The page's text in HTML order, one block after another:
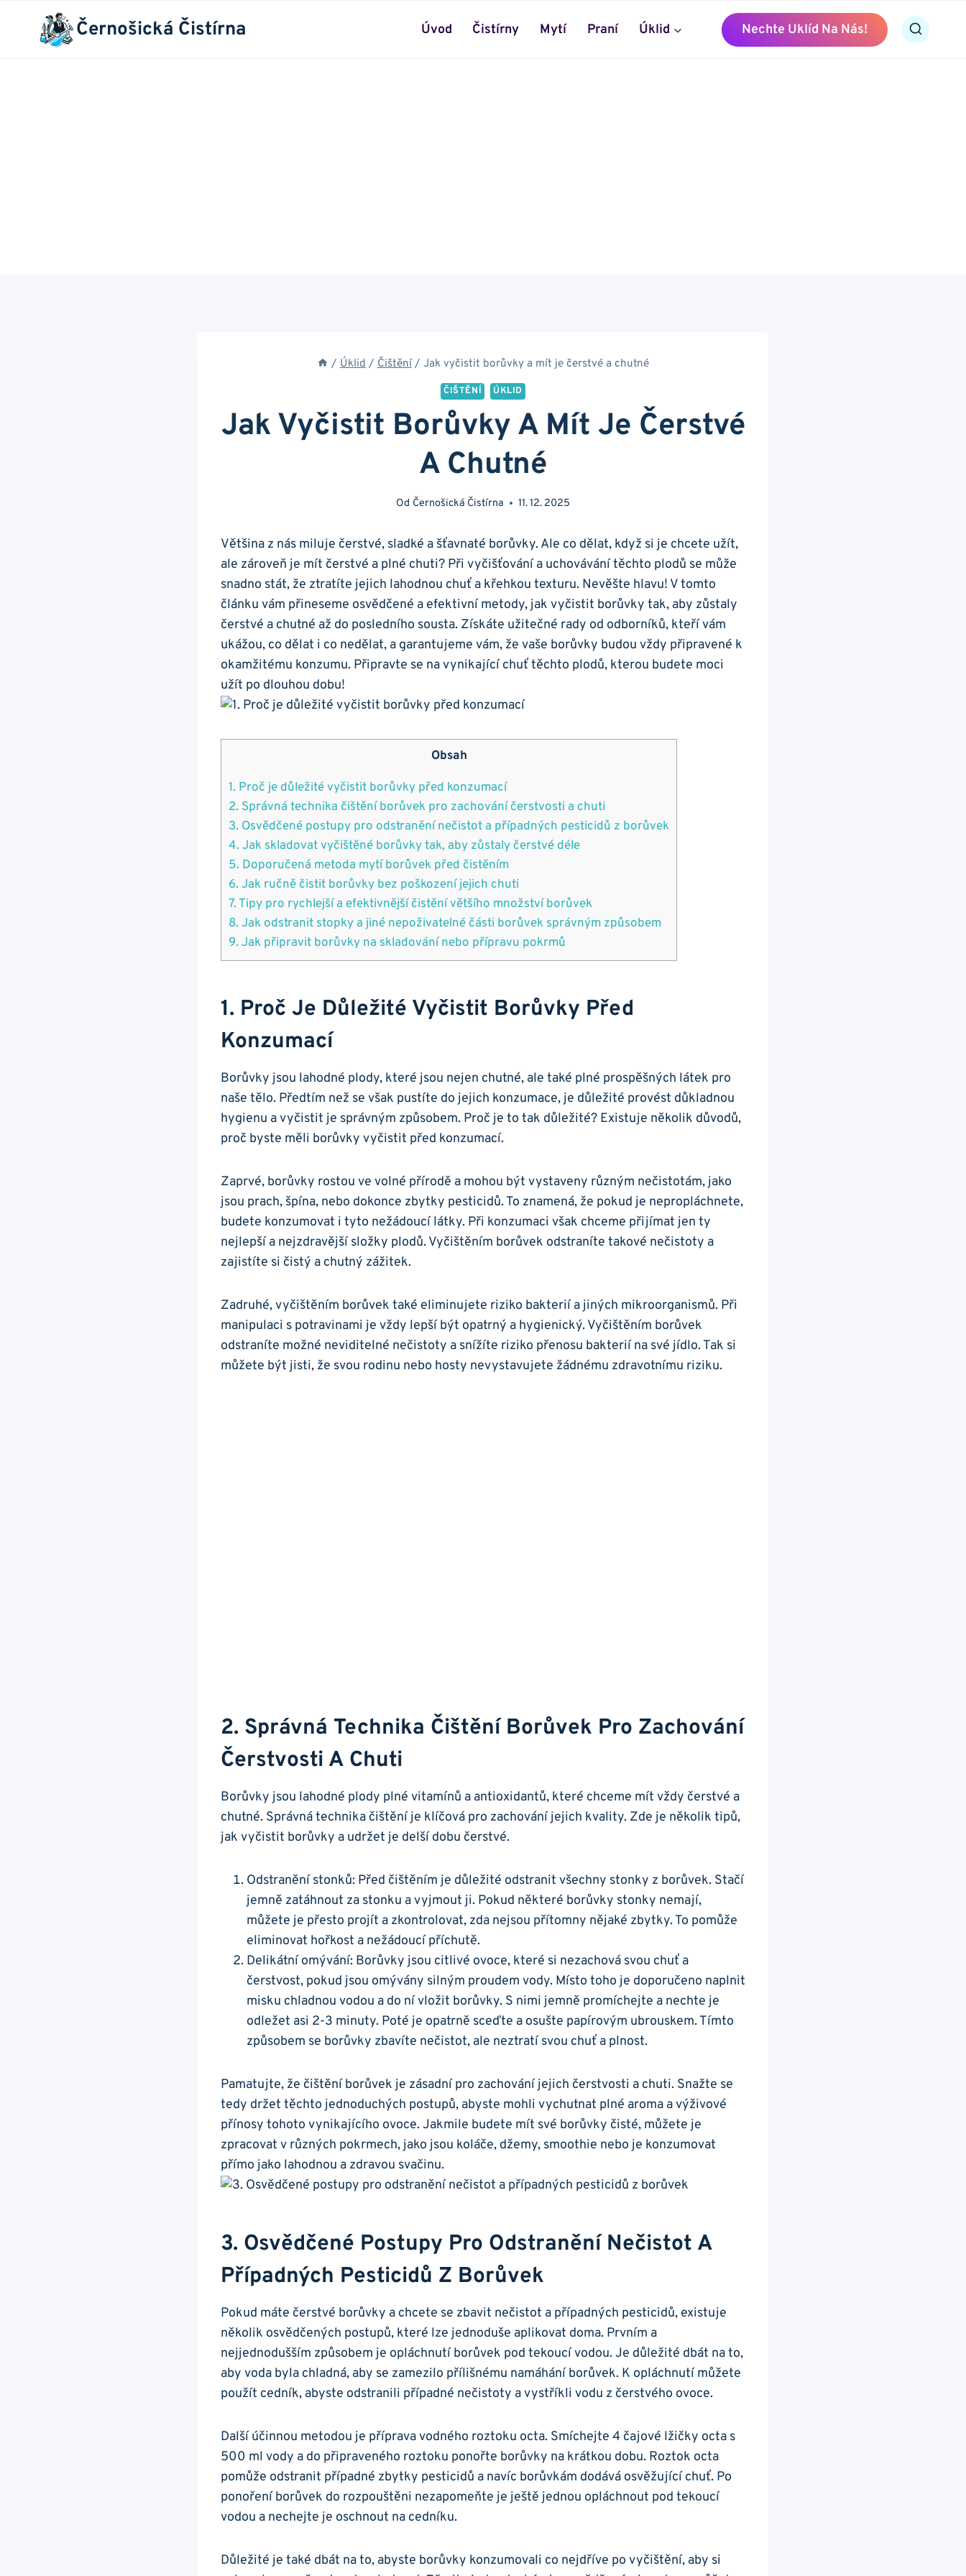
Černošická Čistírna Úvod Čistírny Mytí Praní Úklid Nechte Uklíd Na Nás!
/ Úklid / Čištění / Jak vyčistit borůvky a mít je čerstvé a chutné
ČIŠTĚNÍ ÚKLID
Jak Vyčistit Borůvky A Mít Je Čerstvé
A Chutné
Od Černošická Čistírna 11. 12. 2025
Většina⁤ z​ nás miluje čerstvé, sladké a šťavnaté​ borůvky. Ale‌ co dělat, ‌když si je chcete užít,
ale ⁣zároveň je ⁢mít čerstvé a plné chuti? Při​ vyčišťování a uchovávání těchto plodů se může
snadno stát, ⁢že⁢ ztratíte jejich lahodnou chuť a křehkou⁤ texturu. Nevěšte hlavu! V tomto
článku ​vám přineseme osvědčené‍ a efektivní ⁣metody, jak vyčistit ⁣borůvky tak, ⁤aby zůstaly
čerstvé a chutné až do posledního sousta. Získáte užitečné rady od⁢ odborníků, kteří ⁢vám
ukážou, co⁢ dělat i co nedělat, a garantujeme vám, že ⁣vaše borůvky budou vždy připravené k‍
okamžitému konzumu. Připravte se na vynikající ⁤chuť‌ těchto plodů, kterou⁤ budete​ moci​
užít po ⁤dlouhou dobu!
Obsah
1. Proč je​ důležité vyčistit borůvky před konzumací
2. Správná⁣ technika čištění⁣ borůvek pro zachování čerstvosti a chuti
3. Osvědčené postupy pro odstranění‍ nečistot a případných⁢ pesticidů z‍ borůvek
4. Jak skladovat vyčištěné⁣ borůvky​ tak, aby⁤ zůstaly čerstvé déle
5. Doporučená metoda mytí borůvek před čistěním
6. Jak ručně​ čistit borůvky bez ⁢poškození jejich chuti
7. ‌Tipy pro rychlejší a ⁣efektivnější čistění většího množství borůvek
8. Jak odstranit stopky a jiné nepoživatelné části borůvek správným způsobem
9. Jak připravit borůvky‍ na skladování nebo⁣ přípravu pokrmů
1. Proč Je​ Důležité Vyčistit Borůvky Před
Konzumací
Borůvky ‌jsou lahodné plody, které ‌jsou‌ nejen‍ chutné, ale také ⁢plné prospěšných ‍látek pro
naše tělo. Předtím než se však pustíte⁤ do jejich ⁣konzumace, je důležité provést důkladnou
hygienu a​ vyčistit je ⁣správným způsobem. Proč je to tak důležité? Existuje několik důvodů,
proč byste měli borůvky⁢ vyčistit před​ konzumací.
Zaprvé, borůvky rostou ve volné přírodě a⁤ mohou‌ být vystaveny ⁢různým nečistotám, jako
⁣jsou prach, špína, nebo dokonce zbytky‌ pesticidů. To ​znamená, že pokud je ⁤nepropláchnete,
budete‍ konzumovat ⁤i tyto ⁢nežádoucí látky. Při ​konzumaci však chceme přijímat jen ty‌
nejlepší a nejzdravější⁣ složky plodů. Vyčištěním borůvek odstraníte takové nečistoty a​
zajistíte si čistý a chutný ⁢zážitek.
Zadruhé, ​vyčištěním‍ borůvek také⁢ eliminujete riziko‌ bakterií a⁣ jiných mikroorganismů. Při
manipulaci ‌s potravinami je ​vždy lepší být opatrný a hygienický.‍ Vyčištěním borůvek‍
odstraníte ⁣možné neviditelné nečistoty a snížíte riziko přenosu bakterií‍ na své jídlo. Tak si
můžete ‍být jisti, že svou rodinu nebo hosty⁣ nevystavujete žádnému zdravotnímu riziku.
2. Správná⁣ Technika Čištění⁣ Borůvek Pro Zachování
Čerstvosti A Chuti
Borůvky jsou lahodné plody plné ⁢vitamínů ⁤a antioxidantů, které chceme mít vždy čerstvé a
chutné. Správná technika čištění je klíčová pro⁤ zachování jejich kvality.⁤ Zde je několik tipů,
jak ‍vyčistit borůvky a udržet je delší​ dobu čerstvé.
Odstranění stonků: Před ‍čištěním je důležité odstranit všechny‌ stonky z borůvek. Stačí
jemně ​zatáhnout za stonku a ⁣vyjmout ji. ⁢Pokud​ některé​ borůvky stonky ⁤nemají,
můžete je přesto projít‌ a zkontrolovat, zda nejsou přítomny⁤ nějaké zbytky. To pomůže
‌eliminovat hořkost a nežádoucí příchutě.
Delikátní ⁤omývání: Borůvky jsou citlivé ovoce, ⁣které⁤ si nezachová svou chuť a
čerstvost, pokud jsou omývány silným proudem vody. Místo toho je doporučeno naplnit
misku chladnou ⁢vodou a do ní vložit borůvky. S nimi jemně⁢ promíchejte a nechte je
odležet asi 2-3 minuty. Poté je opatrně ⁤sceďte ‌a ‌osušte ‌papírovým⁣ ubrouskem. Tímto
způsobem se borůvky zbavíte nečistot, ale neztratí svou chuť a plnost.
Pamatujte, že čištění borůvek je zásadní ‌pro zachování jejich ‌čerstvosti a chuti.‍ Snažte ‌se
tedy ‌držet ⁢těchto jednoduchých postupů, abyste mohli vychutnat plné aroma a ⁤výživové
přínosy tohoto vynikajícího ovoce. Jakmile‌ budete mít své‍ borůvky čisté, můžete je‌
zpracovat v různých‍ pokrmech, jako jsou koláče, džemy, smoothie nebo je konzumovat‍
přímo jako ⁢lahodnou a zdravou⁤ svačinu.
3. Osvědčené Postupy Pro Odstranění‍ Nečistot A
Případných⁢ Pesticidů Z‍ Borůvek
Pokud⁢ máte čerstvé borůvky a ‌chcete se zbavit nečistot ⁤a případných ‌pesticidů, existuje
několik osvědčených postupů, které lze jednoduše aplikovat doma. ⁤Prvním a
nejjednodušším způsobem je opláchnutí borůvek pod tekoucí vodou. Je důležité dbát na to,
aby ⁣voda byla chladná, aby se zamezilo přílišnému namáhání borůvek. K opláchnutí můžete
použít cedník, abyste odstranili případné‌ nečistoty⁤ a vystříkli vodu z čerstvého ovoce.
Další účinnou metodou je ‍příprava vodného roztoku octa. Smíchejte 4 čajové lžičky octa s
500 ⁣ml‍ vody a do připraveného ⁤roztoku ‌ponořte borůvky na krátkou dobu. Roztok octa
pomůže odstranit případné⁤ zbytky pesticidů a navíc borůvkám ⁢dodává osvěžující chuť. Po
ponoření borůvek do rozpouštěni nezapomeňte je ještě jednou opláchnout⁣ pod tekoucí​
vodou a⁢ nechejte je oschnout na cedníku.
Důležité je ⁢také dbát na to, abyste borůvky ​konzumovali co nejdříve po vyčištění, aby si ​